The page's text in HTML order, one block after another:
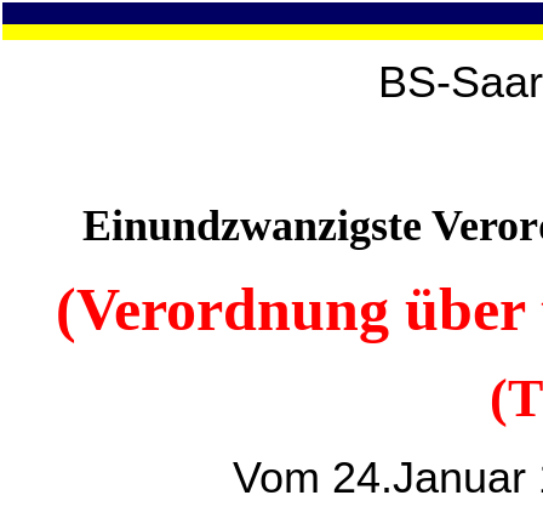
BS-
Einundzwanzigste
(Verordnung
Vom